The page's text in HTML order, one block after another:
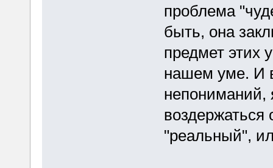
проблема
быть, она
предмет этих
нашем уме. И
непониманий,
воздержаться
"реальный",